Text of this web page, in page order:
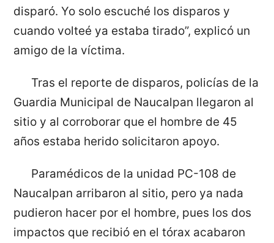
disparó. Yo solo escuché los disparos y
cuando volteé ya estaba tirado”, explicó un
amigo de la víctima.
Tras el reporte de disparos, policías de la
Guardia Municipal de Naucalpan llegaron al
sitio y al corroborar que el hombre de 45
años estaba herido solicitaron apoyo.
Paramédicos de la unidad PC-108 de
Naucalpan arribaron al sitio, pero ya nada
pudieron hacer por el hombre, pues los dos
impactos que recibió en el tórax acabaron